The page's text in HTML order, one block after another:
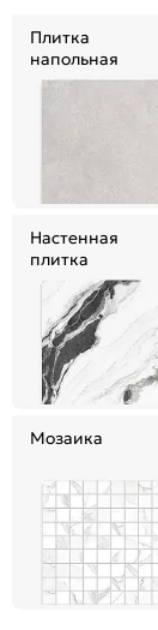
Плитка
напольная
Настенная
плитка
Мозаика